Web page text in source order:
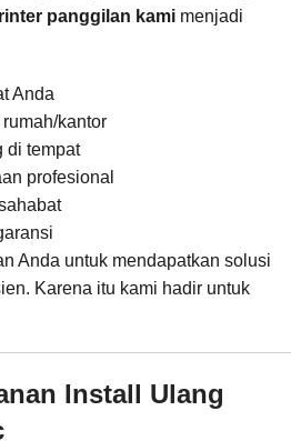
panggilan kami menjadi
Anda
kantor
di tempat
profesional
Anda untuk mendapatkan solusi
Karena itu kami hadir untuk
Install Ulang